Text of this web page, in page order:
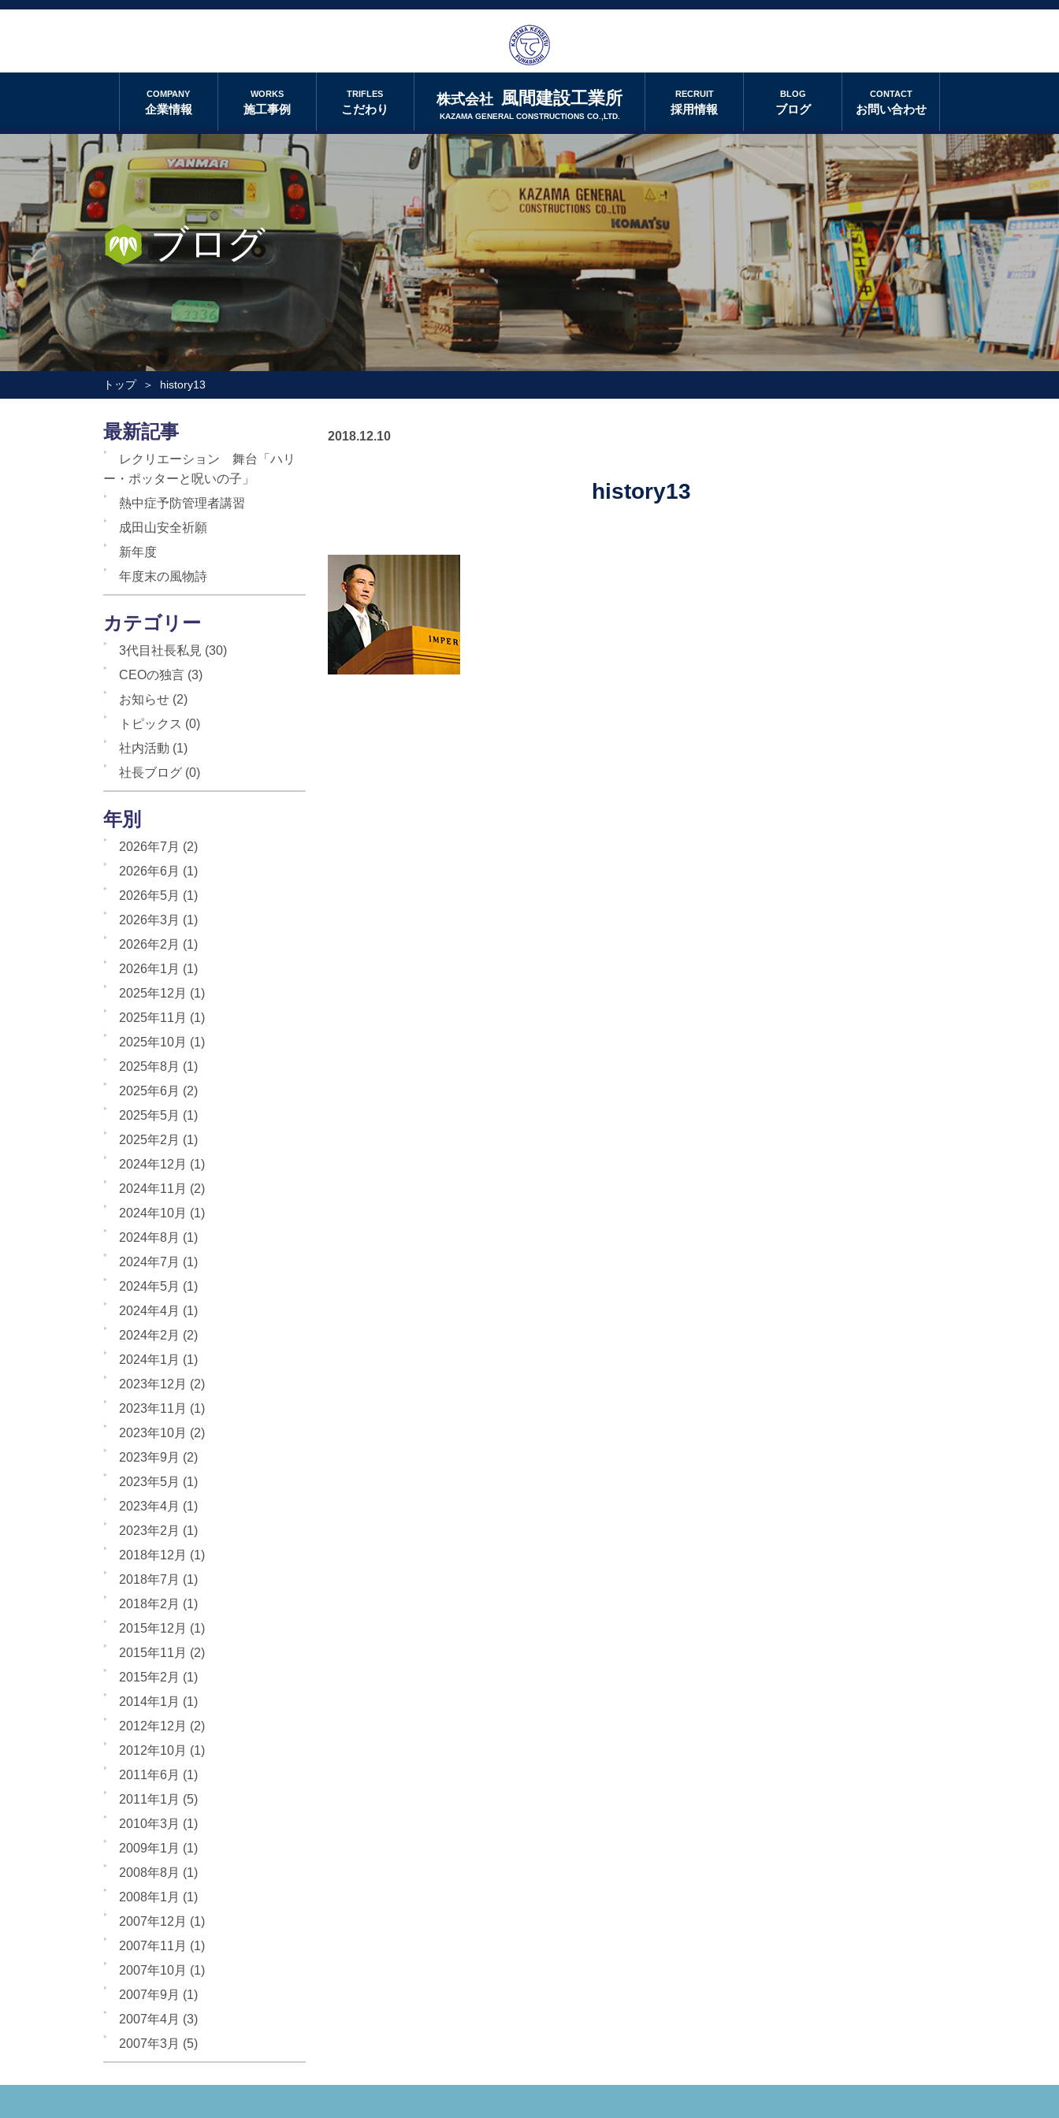
株式会社 風間建設工業所
KAZAMA GENERAL CONSTRUCTIONS CO.,LTD.
COMPANY
企業情報
WORKS
施工事例
TRIFLES
こだわり
RECRUIT
採用情報
BLOG
ブログ
CONTACT
お問い合わせ
ブログ
トップ history13
2018.12.10
history13
最新記事
レクリエーション 舞台「ハリ
ー・ポッターと呪いの子」
熱中症予防管理者講習
成田山安全祈願
新年度
年度末の風物詩
カテゴリー
3代目社長私見 (30)
CEOの独言 (3)
お知らせ (2)
トピックス (0)
社内活動 (1)
社長ブログ (0)
年別
2026年7月 (2)
2026年6月 (1)
2026年5月 (1)
2026年3月 (1)
2026年2月 (1)
2026年1月 (1)
2025年12月 (1)
2025年11月 (1)
2025年10月 (1)
2025年8月 (1)
2025年6月 (2)
2025年5月 (1)
2025年2月 (1)
2024年12月 (1)
2024年11月 (2)
2024年10月 (1)
2024年8月 (1)
2024年7月 (1)
2024年5月 (1)
2024年4月 (1)
2024年2月 (2)
2024年1月 (1)
2023年12月 (2)
2023年11月 (1)
2023年10月 (2)
2023年9月 (2)
2023年5月 (1)
2023年4月 (1)
2023年2月 (1)
2018年12月 (1)
2018年7月 (1)
2018年2月 (1)
2015年12月 (1)
2015年11月 (2)
2015年2月 (1)
2014年1月 (1)
2012年12月 (2)
2012年10月 (1)
2011年6月 (1)
2011年1月 (5)
2010年3月 (1)
2009年1月 (1)
2008年8月 (1)
2008年1月 (1)
2007年12月 (1)
2007年11月 (1)
2007年10月 (1)
2007年9月 (1)
2007年4月 (3)
2007年3月 (5)